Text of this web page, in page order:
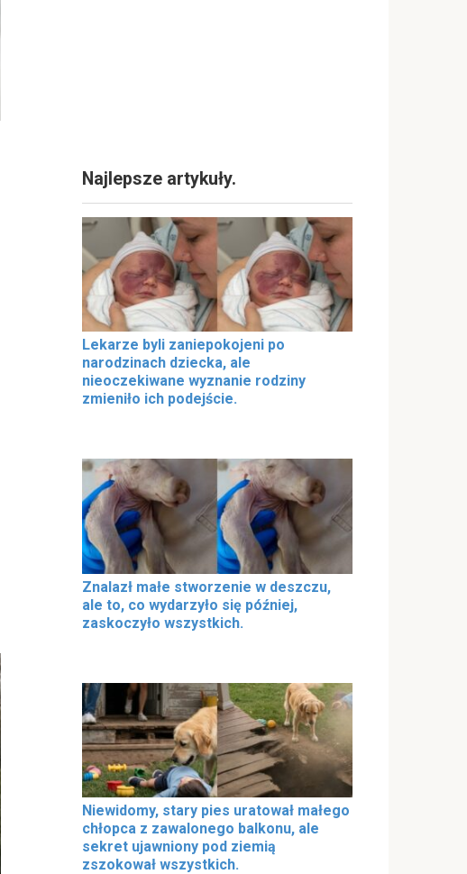
Najlepsze artykuły.
Lekarze byli zaniepokojeni po
narodzinach dziecka, ale
nieoczekiwane wyznanie rodziny
zmieniło ich podejście.
Znalazł małe stworzenie w deszczu,
ale to, co wydarzyło się później,
zaskoczyło wszystkich.
Niewidomy, stary pies uratował małego
chłopca z zawalonego balkonu, ale
sekret ujawniony pod ziemią
zszokował wszystkich.